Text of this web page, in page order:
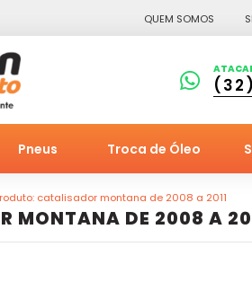
QUEM SOMOS
Pneus Troca de Óleo
catalisador montana de 2008 a 2011
MONTANA DE 2008 A